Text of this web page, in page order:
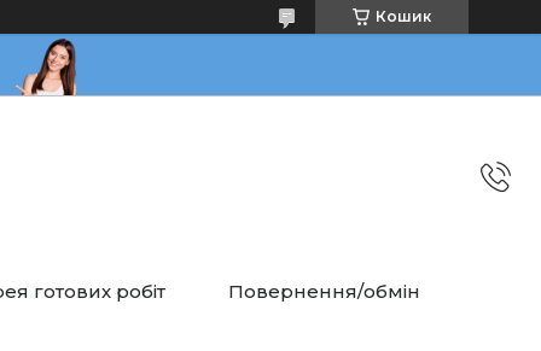
Кошик
готових робіт Повернення/обмін